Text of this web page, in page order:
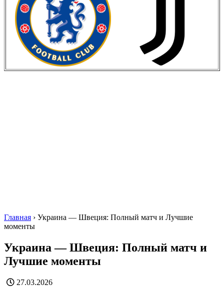
Главная › Украина — Швеция: Полный матч и Лучшие
моменты
Украина — Швеция: Полный матч и
Лучшие моменты
27.03.2026